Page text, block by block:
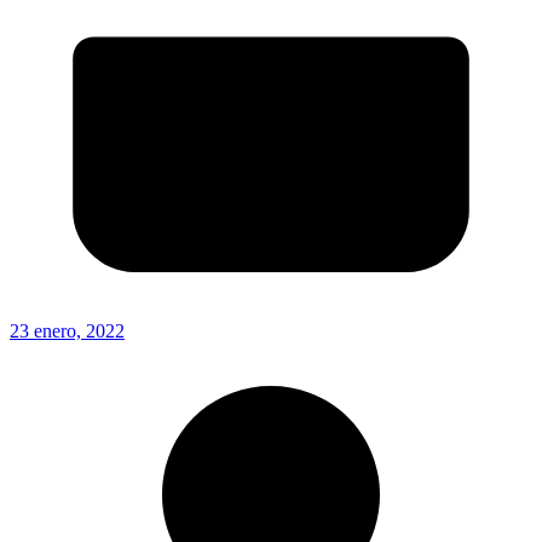
23 enero, 2022